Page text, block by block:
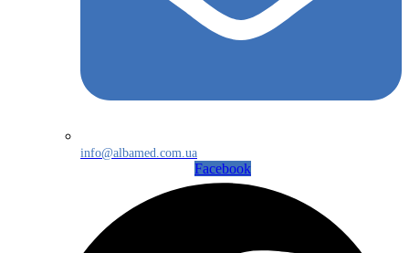
info@albamed.com.ua
Facebook